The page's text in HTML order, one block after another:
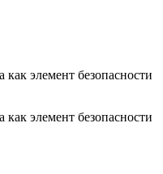
элемент безопасности
элемент безопасности